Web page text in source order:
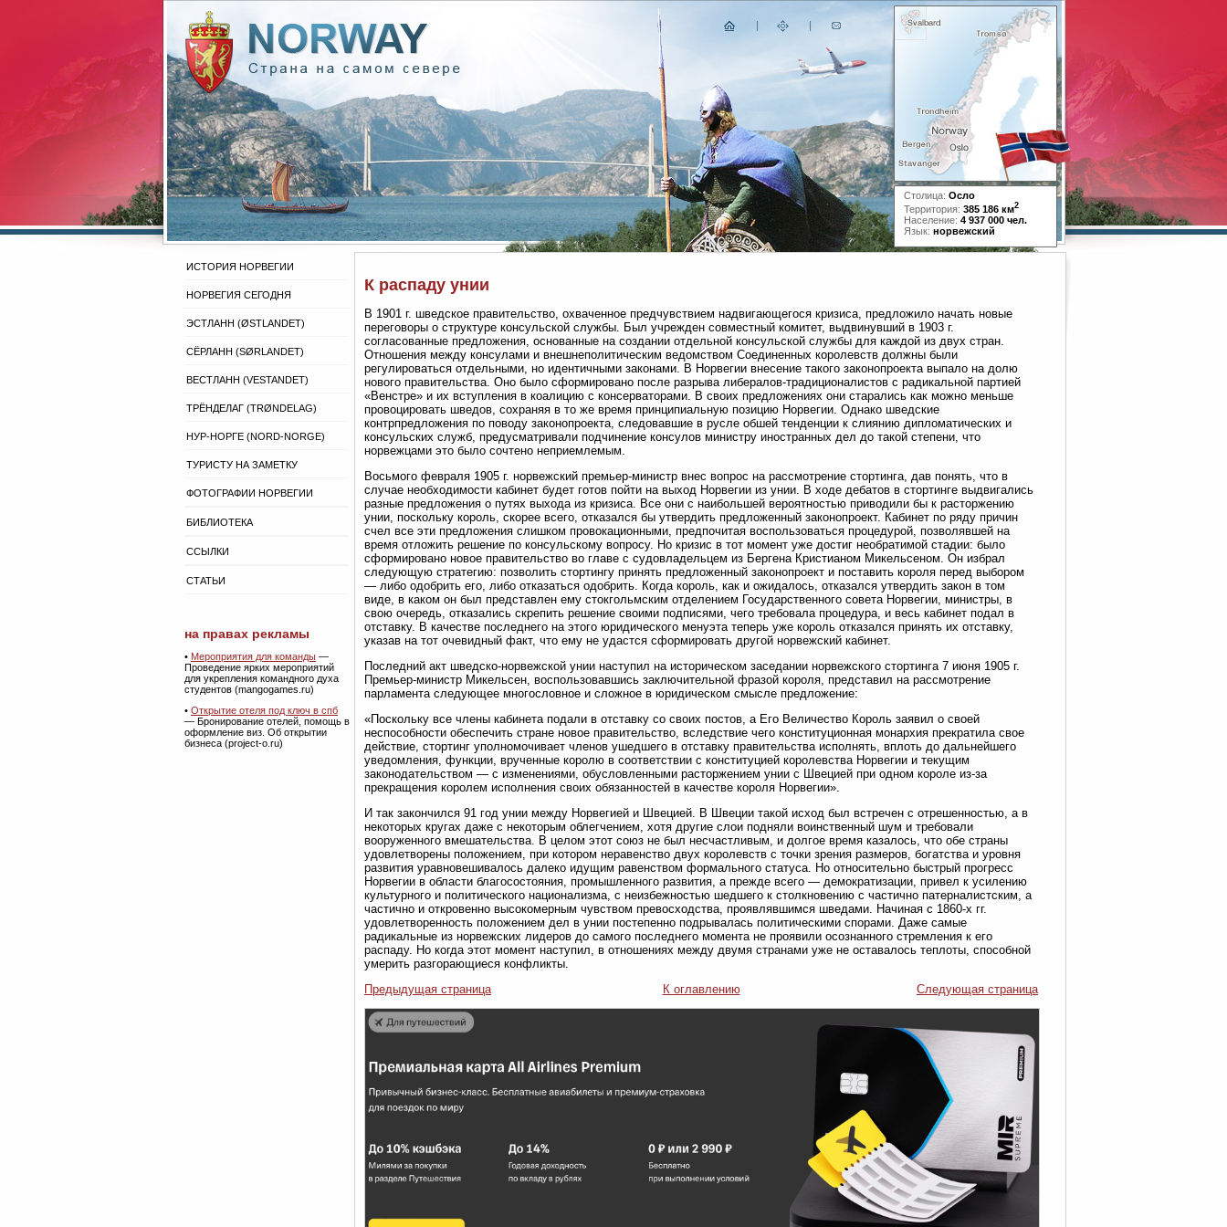
Столица: Осло
Территория: 385 186 км2
Население: 4 937 000 чел.
Язык: норвежский
ИСТОРИЯ НОРВЕГИИ
НОРВЕГИЯ СЕГОДНЯ
ЭСТЛАНН (ØSTLANDET)
СЁРЛАНН (SØRLANDET)
ВЕСТЛАНН (VESTANDET)
ТРЁНДЕЛАГ (TRØNDELAG)
НУР-НОРГЕ (NORD-NORGE)
ТУРИСТУ НА ЗАМЕТКУ
ФОТОГРАФИИ НОРВЕГИИ
БИБЛИОТЕКА
ССЫЛКИ
СТАТЬИ
на правах рекламы
• Мероприятия для команды —
Проведение ярких мероприятий
для укрепления командного духа
студентов (mangogames.ru)
• Открытие отеля под ключ в спб
— Бронирование отелей, помощь в
оформление виз. Об открытии
бизнеса (project-o.ru)
К распаду унии
В 1901 г. шведское правительство, охваченное предчувствием надвигающегося кризиса, предложило начать новые
переговоры о структуре консульской службы. Был учрежден совместный комитет, выдвинувший в 1903 г.
согласованные предложения, основанные на создании отдельной консульской службы для каждой из двух стран.
Отношения между консулами и внешнеполитическим ведомством Соединенных королевств должны были
регулироваться отдельными, но идентичными законами. В Норвегии внесение такого законопроекта выпало на долю
нового правительства. Оно было сформировано после разрыва либералов-традиционалистов с радикальной партией
«Венстре» и их вступления в коалицию с консерваторами. В своих предложениях они старались как можно меньше
провоцировать шведов, сохраняя в то же время принципиальную позицию Норвегии. Однако шведские
контрпредложения по поводу законопроекта, следовавшие в русле обшей тенденции к слиянию дипломатических и
консульских служб, предусматривали подчинение консулов министру иностранных дел до такой степени, что
норвежцами это было сочтено неприемлемым.
Восьмого февраля 1905 г. норвежский премьер-министр внес вопрос на рассмотрение стортинга, дав понять, что в
случае необходимости кабинет будет готов пойти на выход Норвегии из унии. В ходе дебатов в стортинге выдвигались
разные предложения о путях выхода из кризиса. Все они с наибольшей вероятностью приводили бы к расторжению
унии, поскольку король, скорее всего, отказался бы утвердить предложенный законопроект. Кабинет по ряду причин
счел все эти предложения слишком провокационными, предпочитая воспользоваться процедурой, позволявшей на
время отложить решение по консульскому вопросу. Но кризис в тот момент уже достиг необратимой стадии: было
сформировано новое правительство во главе с судовладельцем из Бергена Кристианом Микельсеном. Он избрал
следующую стратегию: позволить стортингу принять предложенный законопроект и поставить короля перед выбором
— либо одобрить его, либо отказаться одобрить. Когда король, как и ожидалось, отказался утвердить закон в том
виде, в каком он был представлен ему стокгольмским отделением Государственного совета Норвегии, министры, в
свою очередь, отказались скрепить решение своими подписями, чего требовала процедура, и весь кабинет подал в
отставку. В качестве последнего на этого юридического менуэта теперь уже король отказался принять их отставку,
указав на тот очевидный факт, что ему не удастся сформировать другой норвежский кабинет.
Последний акт шведско-норвежской унии наступил на историческом заседании норвежского стортинга 7 июня 1905 г.
Премьер-министр Микельсен, воспользовавшись заключительной фразой короля, представил на рассмотрение
парламента следующее многословное и сложное в юридическом смысле предложение:
«Поскольку все члены кабинета подали в отставку со своих постов, а Его Величество Король заявил о своей
неспособности обеспечить стране новое правительство, вследствие чего конституционная монархия прекратила свое
действие, стортинг уполномочивает членов ушедшего в отставку правительства исполнять, вплоть до дальнейшего
уведомления, функции, врученные королю в соответствии с конституцией королевства Норвегии и текущим
законодательством — с изменениями, обусловленными расторжением унии с Швецией при одном короле из-за
прекращения королем исполнения своих обязанностей в качестве короля Норвегии».
И так закончился 91 год унии между Норвегией и Швецией. В Швеции такой исход был встречен с отрешенностью, а в
некоторых кругах даже с некоторым облегчением, хотя другие слои подняли воинственный шум и требовали
вооруженного вмешательства. В целом этот союз не был несчастливым, и долгое время казалось, что обе страны
удовлетворены положением, при котором неравенство двух королевств с точки зрения размеров, богатства и уровня
развития уравновешивалось далеко идущим равенством формального статуса. Но относительно быстрый прогресс
Норвегии в области благосостояния, промышленного развития, а прежде всего — демократизации, привел к усилению
культурного и политического национализма, с неизбежностью шедшего к столкновению с частично патерналистским, а
частично и откровенно высокомерным чувством превосходства, проявлявшимся шведами. Начиная с 1860-х гг.
удовлетворенность положением дел в унии постепенно подрывалась политическими спорами. Даже самые
радикальные из норвежских лидеров до самого последнего момента не проявили осознанного стремления к его
распаду. Но когда этот момент наступил, в отношениях между двумя странами уже не оставалось теплоты, способной
умерить разгорающиеся конфликты.
Предыдущая страница
К оглавлению Следующая страница